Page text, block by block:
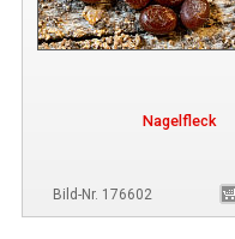
Nagelfleck
Bild-Nr. 176602